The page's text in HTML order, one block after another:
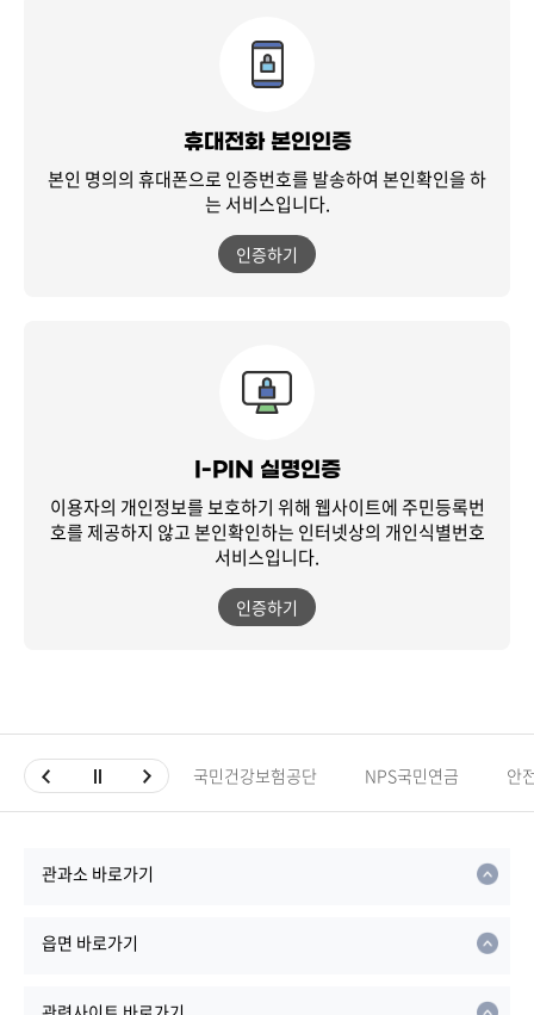
휴대전화 본인인증
본인 명의의 휴대폰으로 인증번호를 발송하여 본인확인을 하
는 서비스입니다.
인증하기
I-PIN 실명인증
이용자의 개인정보를 보호하기 위해 웹사이트에 주민등록번
호를 제공하지 않고본인확인하는 인터넷상의 개인식별번호
서비스입니다.
인증하기
국민건강보험공단 NPS국민연금 안
관과소 바로가기
읍면 바로가기